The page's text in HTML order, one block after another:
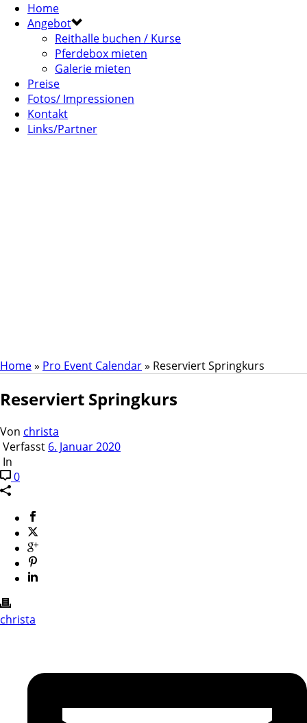
Home
Angebot
Reithalle buchen / Kurse
Pferdebox mieten
Galerie mieten
Preise
Fotos/ Impressionen
Kontakt
Links/Partner
Home» Pro Event Calendar» Reserviert Springkurs
Reserviert Springkurs
Von christa
Verfasst 6. Januar 2020
In
0
christa